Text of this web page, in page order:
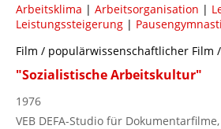
Arbeitsklima | Arbeitsorganisation |
Leistungssteigerung |
Film / populärwissenschaftlicher Film
"Sozialistische Arbeitskultur"
1976
VEB DEFA-Studio für